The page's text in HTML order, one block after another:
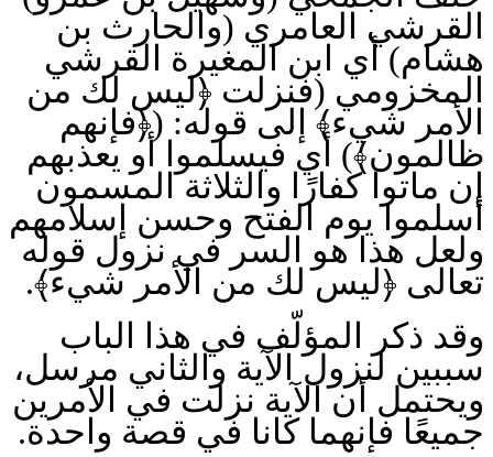
القرشي العامري (والحارث بن
هشام) أي ابن المغيرة القرشي
المخزومي (فنزلت ﴿ليس لك من
الأمر شيء﴾ إلى قوله: (﴿فإنهم
ظالمون﴾) أي فيسلموا أو يعذبهم
إن ماتوا كفارًا والثلاثة المسمون
أسلموا يوم الفتح وحسن إسلامهم
ولعل هذا هو السر في نزول قوله
تعالى ﴿ليس لك من الأمر شيء﴾.
وقد ذكر المؤلّف في هذا الباب
سببين لنزول الآية والثاني مرسل،
ويحتمل أن الآية نزلت في الأمرين
جميعًا فإنهما كانا في قصة واحدة.